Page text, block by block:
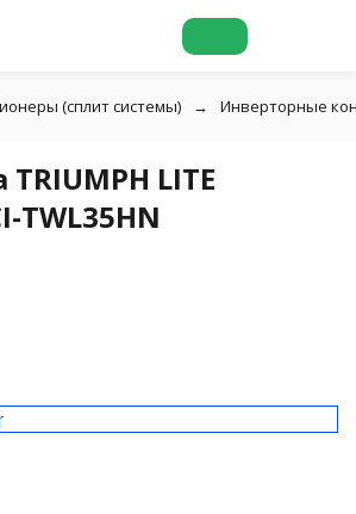
(сплит системы) Инверторные
LITE
TWL35HN